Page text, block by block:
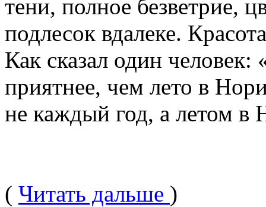
тени, полное безветрие,
подлесок вдалеке.
Как сказал один
приятнее, чем лето в
не каждый год, а летом
( Читать дальше )